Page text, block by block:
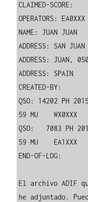
CLAIMED-SCORE:
OPERATORS: EA0XXX
NAME: JUAN JUAN
ADDRESS: SAN
ADDRESS: JUAN,
ADDRESS: SPAIN
CREATED-BY:
QSO: 14202 PH
59 MU
QSO:   7083 PH
59 MU
END-OF-LOG:
El archivo ADIF